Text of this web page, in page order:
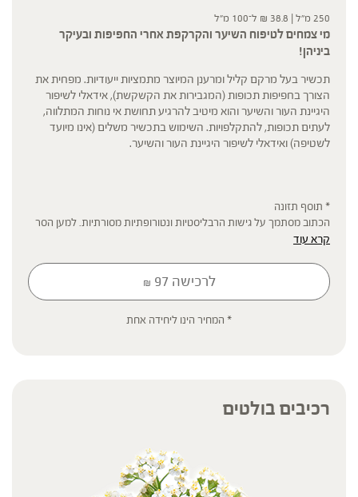
250 מ"ל | ₪ 38.8 ל־100 מ"ל
מי צמחים לטיפוח השיער והקרקפת אחרי החפיפות ובעיקר
ביניהן!
תכשיר בעל מרקם קליל ומרענן המיוצר מתמציות ייעודיות. מפחית את
הצורך בחפיפות תכופות (המגבירות את הקשקשת), אידאלי לשיפור
היגיינת העור והשיער והוא מיטיב להרגיע תחושת אי נוחות המתלווה,
לעתים תכופות, להתקלפויות. השימוש בתכשיר משלים (אינו מיועד
לשטיפה) ואידאלי לשיפור היגיינת העור והשיער.
* תוסף תזונה
הכתוב מסתמך על גישות הרבליסטיות ונטורופתיות מסורתיות. למען הסר
ספק המידע אינו מהווה המלצה רפואית מוסמכת ואינו מיועד להנחות את
הורדה של תרופה כלשהי, ואין בו תחליף לייעוץ רפואי פרטני או אחר. נשים
בהיריון, נשים מניקות, ילדים, אנשים החולים במחלות כרוניות והנוטלים
תרופות מרשם – יש להיוועץ ברופא לפני השימוש. המונח 'צמחי מרפא'
מתייחס להגדרה המקובלת ברפואת הצמחים המסורתית.
קרא עוד
לרכישה ₪ 97
* המחיר הינו ליחידה אחת
רכיבים בולטים